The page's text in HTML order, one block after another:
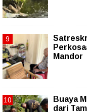
Mandor
Buaya
dari